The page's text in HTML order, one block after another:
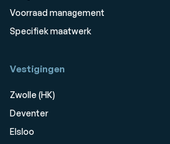
Voorraad management
Specifiek maatwerk
Vestigingen
Zwolle (HK)
Deventer
Elsloo